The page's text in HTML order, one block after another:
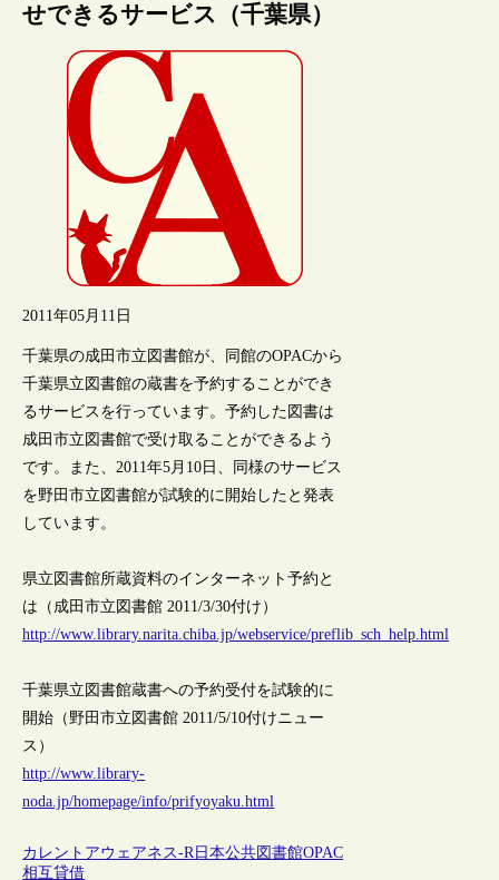
せできるサービス（千葉県）
2011年05月11日
千葉県の成田市立図書館が、同館のOPACから
千葉県立図書館の蔵書を予約することができ
るサービスを行っています。予約した図書は
成田市立図書館で受け取ることができるよう
です。また、2011年5月10日、同様のサービス
を野田市立図書館が試験的に開始したと発表
しています。
県立図書館所蔵資料のインターネット予約と
は（成田市立図書館 2011/3/30付け）
http://www.library.narita.chiba.jp/webservice/preflib_sch_help.html
千葉県立図書館蔵書への予約受付を試験的に
開始（野田市立図書館 2011/5/10付けニュー
ス）
http://www.library-
noda.jp/homepage/info/prifyoyaku.html
カレントアウェアネス-R日本公共図書館OPAC
相互貸借